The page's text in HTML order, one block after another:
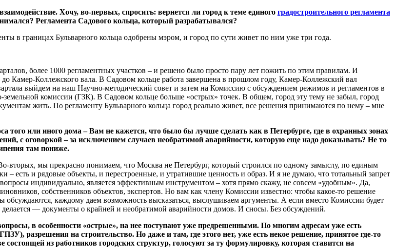
Хочу, во-первых, спросить: вернется ли город к теме единого градостроительного регламента
Регламента Садового кольца, который разрабатывался?
в границах Бульварного кольца одобрены мэром, и город по сути живет по ним уже три года.
более 1000 регламентных участков – и решено было просто пару лет пожить по этим правилам. И
Камер-Коллежского вала. В Садовом кольце работа завершена в прошлом году, Камер-Коллежский вал
выйдем на наш Научно-методический совет и затем на Комиссию с обсуждением режимов и регламентов в
комиссии (ГЗК). В Садовом кольце больше «острых» точек. В общем, город эту тему не забыл, город
жить. По регламенту Бульварного кольца город реально живет, все решения принимаются по нему – мне
того или иного дома – Вам не кажется, что было бы лучше сделать как в Петербурге, где в охранных зонах
с оговоркой – за исключением случаев необратимой аварийности, которую еще надо доказывать? Не то
там пониже.
вторых, мы прекрасно понимаем, что Москва не Петербург, который строился по одному замыслу, по единым
есть и рядовые объекты, и перестроенные, и утратившие ценность и образ. И я не думаю, что тотальный запрет
индивидуально, является эффективным инструментом – хотя прямо скажу, не совсем «удобным». Да,
собственников объектов, экспертов. Но вам как члену Комиссии известно: чтобы какое-то решение
обсуждаются, каждому даем возможность высказаться, выслушиваем аргументы. А если вместо Комиссии будет
делается — документы о крайней и необратимой аварийности домов. И сносы. Без обсуждений.
в особенности «острые», на нее поступают уже предрешенными. По многим адресам уже есть
разрешения на строительство. Но даже и там, где этого нет, уже есть некое решение, принятое где-то
из работников городских структур, голосуют за ту формулировку, которая ставится на